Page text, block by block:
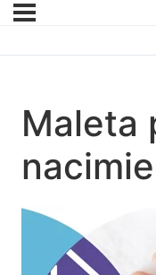
Maleta